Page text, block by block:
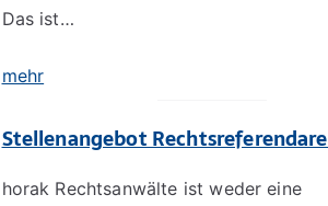
Das ist…
mehr
Stellenangebot
horak Rechtsanwälte ist weder eine